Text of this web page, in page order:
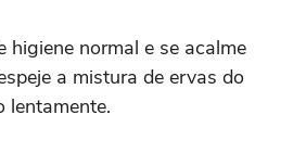
higiene normal e se acalme
a mistura de ervas do
lentamente.